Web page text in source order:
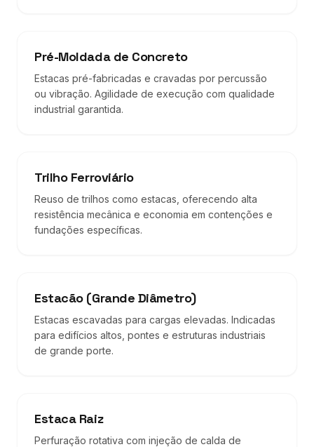
Pré-Moldada de Concreto
Estacas pré-fabricadas e cravadas por percussão
ou vibração. Agilidade de execução com qualidade
industrial garantida.
Trilho Ferroviário
Reuso de trilhos como estacas, oferecendo alta
resistência mecânica e economia em contenções e
fundações específicas.
Estacão (Grande Diâmetro)
Estacas escavadas para cargas elevadas. Indicadas
para edifícios altos, pontes e estruturas industriais
de grande porte.
Estaca Raiz
Perfuração rotativa com injeção de calda de